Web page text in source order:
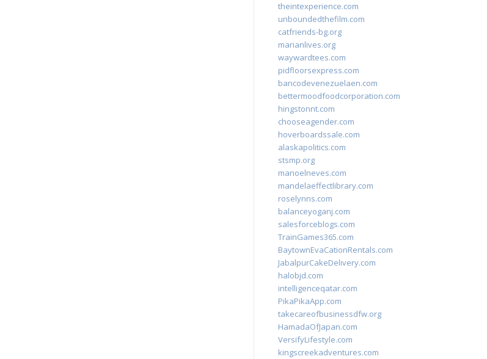
theintexperience.com
unboundedthefilm.com
catfriends-bg.org
marianlives.org
waywardtees.com
pidfloorsexpress.com
bancodevenezuelaen.com
bettermoodfoodcorporation.com
hingstonnt.com
chooseagender.com
hoverboardssale.com
alaskapolitics.com
stsmp.org
manoelneves.com
mandelaeffectlibrary.com
roselynns.com
balanceyoganj.com
salesforceblogs.com
TrainGames365.com
BaytownEvaCationRentals.com
JabalpurCakeDelivery.com
halobjd.com
intelligenceqatar.com
PikaPikaApp.com
takecareofbusinessdfw.org
HamadaOfJapan.com
VersifyLifestyle.com
kingscreekadventures.com